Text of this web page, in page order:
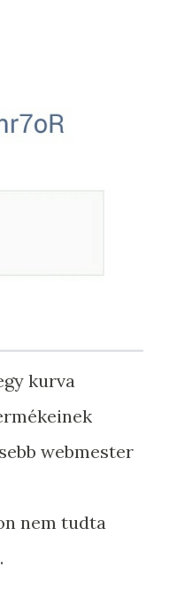
kurva
webmester
nem tudta